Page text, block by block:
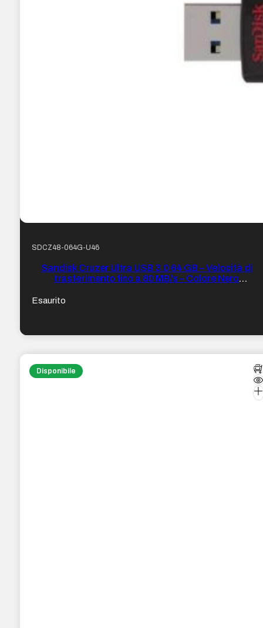
SDCZ48-064G-U46
Sandisk Cruzer Ultra USB 3.0 64 GB – Velocità di
trasferimento fino a 80 MB/s – Colore Nero
Esaurito
Disponibile